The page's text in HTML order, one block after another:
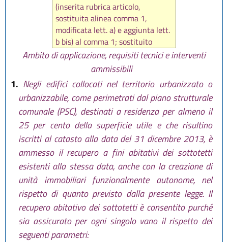
(inserita rubrica articolo,
sostituita alinea comma 1,
modificata lett. a) e aggiunta lett.
b bis) al comma 1; sostituito
comma 2 e aggiunti commi 2 bis.,
2 ter. e 2 quater daart. 2 L.R. 30
maggio 2014, n. 5)
Ambito di applicazione, requisiti tecnici e interventi
ammissibili
1. Negli edifici collocati nel territorio urbanizzato o
urbanizzabile, come perimetrati dal piano strutturale
comunale (PSC), destinati a residenza per almeno il
25 per cento della superficie utile e che risultino
iscritti al catasto alla data del 31 dicembre 2013, è
ammesso il recupero a fini abitativi dei sottotetti
esistenti alla stessa data, anche con la creazione di
unità immobiliari funzionalmente autonome, nel
rispetto di quanto previsto dalla presente legge. Il
recupero abitativo dei sottotetti è consentito purché
sia assicurato per ogni singolo vano il rispetto dei
seguenti parametri: